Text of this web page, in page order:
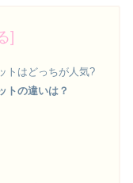
トはどっちが人気?
トの違いは？